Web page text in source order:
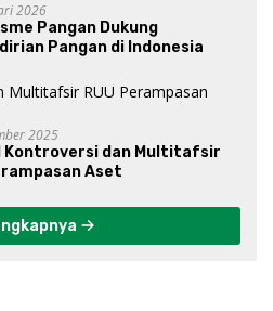
2026
Pangan Dukung
Pangan di Indonesia
2025
Kontroversi dan Multitafsir
Aset